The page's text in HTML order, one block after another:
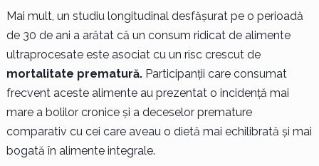
Mai mult, un studiu longitudinal desfășurat pe o perioadă
de 30 de ani a arătat că un consum ridicat de alimente
ultraprocesate este asociat cu un risc crescut de
mortalitate prematură.Participanții care consumat
frecvent aceste alimente au prezentat o incidență mai
mare a bolilor cronice și a deceselor premature
comparativ cu cei care aveau o dietă mai echilibrată și mai
bogată în alimente integrale.